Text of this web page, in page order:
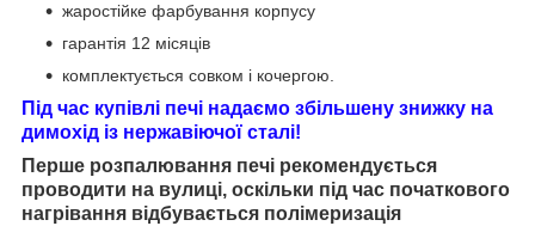
жаростійке фарбування корпусу
гарантія 12 місяців
комплектується совком і кочергою.
Під час купівлі печі надаємо збільшену знижку на
димохід із нержавіючої сталі!
Перше розпалювання печі рекомендується
проводити на вулиці, оскільки під час початкового
нагрівання відбувається полімеризація